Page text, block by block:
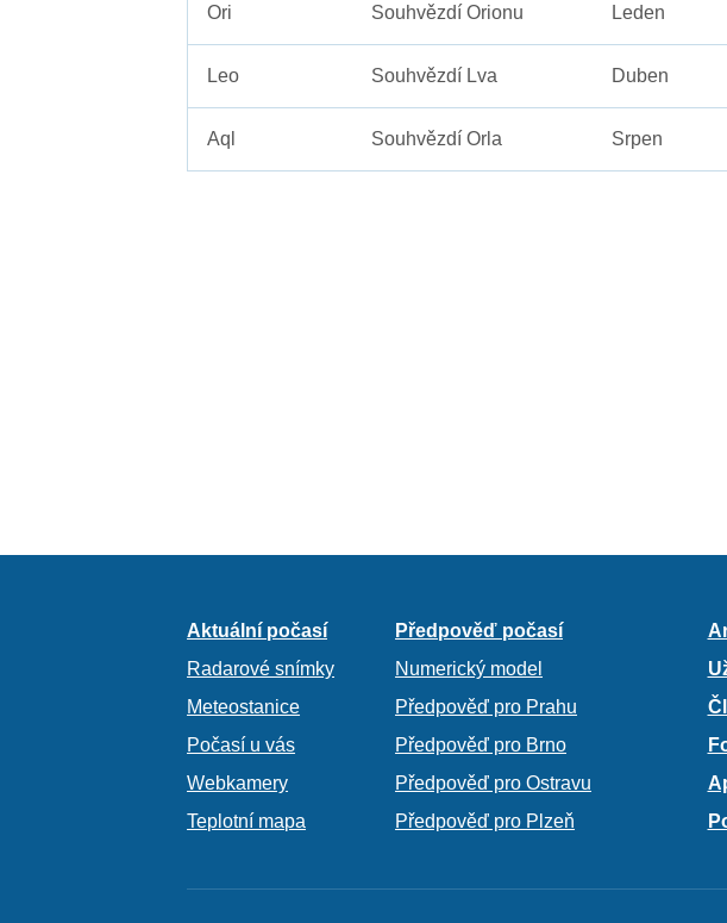
Ori Souhvězdí Orionu Leden
Leo Souhvězdí Lva Duben
Aql Souhvězdí Orla Srpen
Aktuální počasí
Radarové snímky
Meteostanice
Počasí u vás
Webkamery
Teplotní mapa
Předpověď počasí
Numerický model
Předpověď pro Prahu
Předpověď pro Brno
Předpověď pro Ostravu
Předpověď pro Plzeň